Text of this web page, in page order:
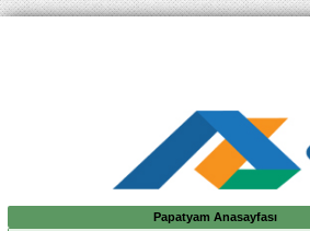
Papatyam Anasayfası